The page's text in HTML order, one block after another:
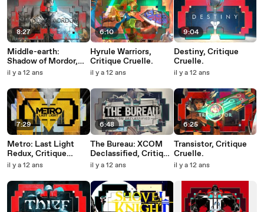
8:27
Middle-earth:
Shadow of Mordor,
Critique Cruelle.
il y a 12 ans
7:29
Metro: Last Light
Redux, Critique
Cruelle.
il y a 12 ans
6:10
Hyrule Warriors,
Critique Cruelle.
il y a 12 ans
6:48
The Bureau: XCOM
Declassified, Critique
Cruelle.
il y a 12 ans
9:04
Destiny, Critique
Cruelle.
il y a 12 ans
6:25
Transistor, Critique
Cruelle.
il y a 12 ans